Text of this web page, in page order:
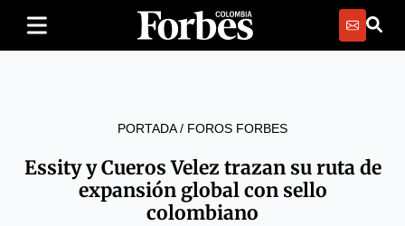
PORTADA/ FOROS FORBES
Essity y Cueros Velez trazan su ruta de
expansión global con sello
colombiano